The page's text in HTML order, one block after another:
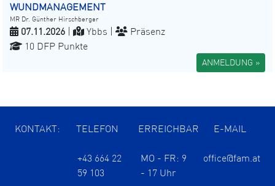
WUNDMANAGEMENT
MR Dr. Günther Hirschberger
07.11.2026 Ybbs |
Präsenz
10 DFP Punkte
ANMELDUNG »
KONTAKT: TELEFON ERREICHBAR E-MAIL
+43 664 22
59 103
MO - FR: 9
- 17 Uhr
office@fam.at